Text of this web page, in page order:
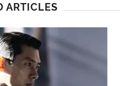
ARTICLES